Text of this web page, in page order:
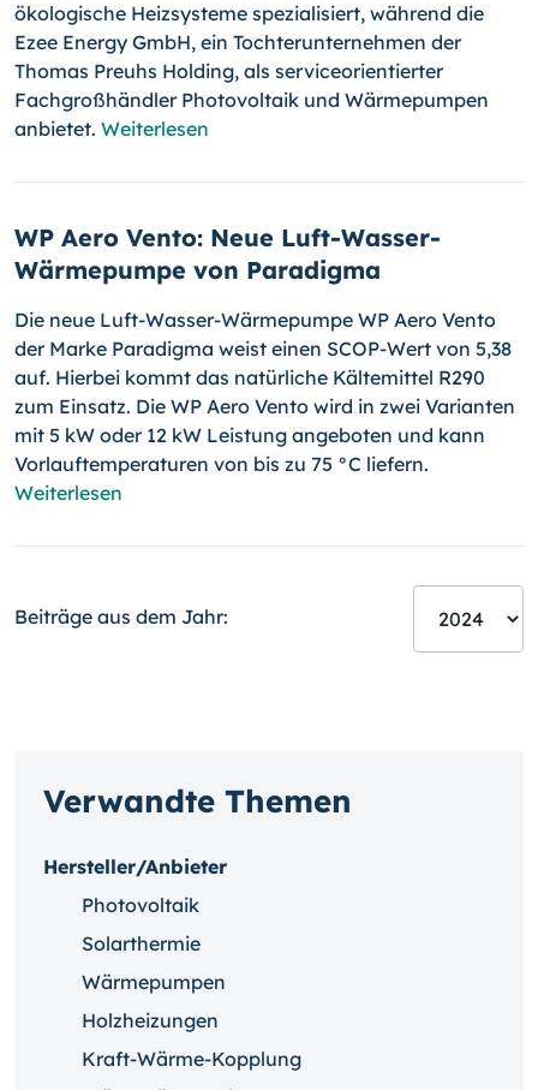
ökologische Heizsysteme spezialisiert, während die
Ezee Energy GmbH, ein Tochterunternehmen der
Thomas Preuhs Holding, als serviceorientierter
Fachgroßhändler Photovoltaik und Wärmepumpen
anbietet. Weiterlesen
WP Aero Vento: Neue Luft-Wasser-
Wärmepumpe von Paradigma
Die neue Luft-Wasser-Wärmepumpe WP Aero Vento
der Marke Paradigma weist einen SCOP-Wert von 5,38
auf. Hierbei kommt das natürliche Kältemittel R290
zum Einsatz. Die WP Aero Vento wird in zwei Varianten
mit 5 kW oder 12 kW Leistung angeboten und kann
Vorlauftemperaturen von bis zu 75 °C liefern.
Weiterlesen
Beiträge aus dem Jahr:
Verwandte Themen
Hersteller/Anbieter
Photovoltaik
Solarthermie
Wärmepumpen
Holzheizungen
Kraft-Wärme-Kopplung